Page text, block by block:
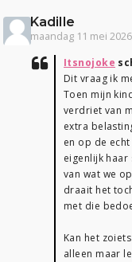
Kadille
maandag 11 mei
Itsnojoke
Dit vraag ik
Toen mijn
verdriet van
extra
en op de
eigenlijk haar
van wat we
draait het
met die
Kan het
alleen maar